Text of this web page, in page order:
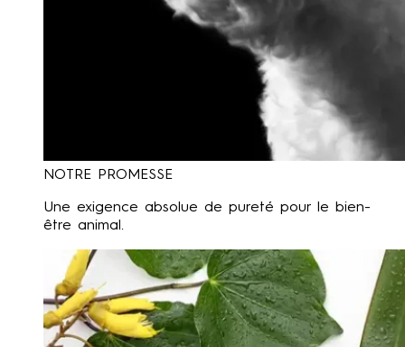
NOTRE PROMESSE
Une exigence absolue de pureté pour le bien-
être animal.